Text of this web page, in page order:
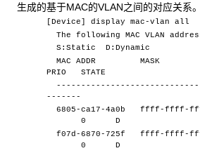
生成的基于MAC的VLAN之间的对应关系。
[Device] display mac-vlan all
The following MAC VLAN
S:Static D:Dynamic
MAC ADDR MASK
PRIO STATE
-------
6805-ca17-4a0b ffff-
0 D
f07d-6870-725f ffff-
0 D